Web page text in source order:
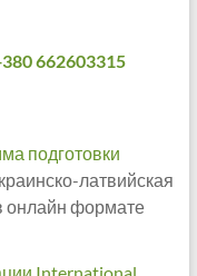
662603315
подготовки
латвийская
онлайн формате